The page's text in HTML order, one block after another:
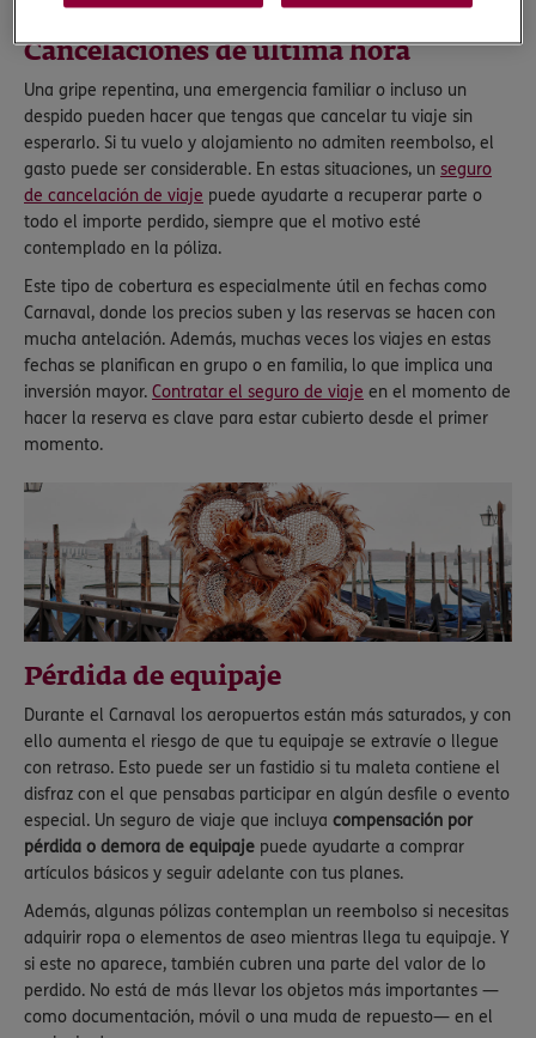
¡Vamos allá!
Cancelaciones de última hora
Una gripe repentina, una emergencia familiar o incluso un
despido pueden hacer que tengas que cancelar tu viaje sin
esperarlo. Si tu vuelo y alojamiento no admiten reembolso, el
gasto puede ser considerable. En estas situaciones, un seguro
de cancelación de viaje puede ayudarte a recuperar parte o
todo el importe perdido, siempre que el motivo esté
contemplado en la póliza.
Este tipo de cobertura es especialmente útil en fechas como
Carnaval, donde los precios suben y las reservas se hacen con
mucha antelación. Además, muchas veces los viajes en estas
fechas se planifican en grupo o en familia, lo que implica una
inversión mayor. Contratar el seguro de viaje en el momento de
hacer la reserva es clave para estar cubierto desde el primer
momento.
Pérdida de equipaje
Durante el Carnaval los aeropuertos están más saturados, y con
ello aumenta el riesgo de que tu equipaje se extravíe o llegue
con retraso. Esto puede ser un fastidio si tu maleta contiene el
disfraz con el que pensabas participar en algún desfile o evento
especial. Un seguro de viaje que incluya compensación por
pérdida o demora de equipaje puede ayudarte a comprar
artículos básicos y seguir adelante con tus planes.
Además, algunas pólizas contemplan un reembolso si necesitas
adquirir ropa o elementos de aseo mientras llega tu equipaje. Y
si este no aparece, también cubren una parte del valor de lo
perdido. No está de más llevar los objetos más importantes —
como documentación, móvil o una muda de repuesto— en el